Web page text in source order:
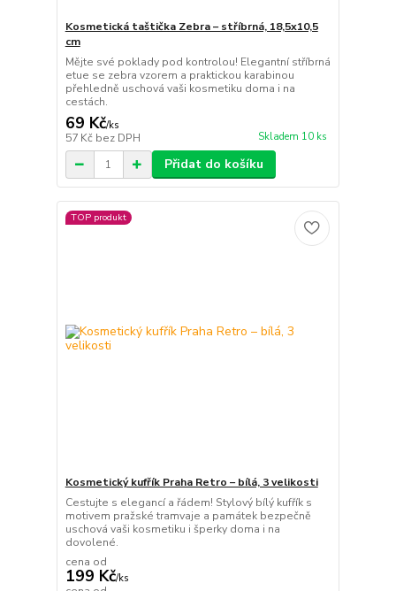
Kosmetická taštička Zebra – stříbrná, 18,5x10,5
cm
Mějte své poklady pod kontrolou! Elegantní stříbrná
etue se zebra vzorem a praktickou karabinou
přehledně uschová vaši kosmetiku doma i na
cestách.
69 Kč/ks
57 Kč bez DPH Skladem 10 ks
Přidat do košíku
TOP produkt
Kosmetický kufřík Praha Retro – bílá, 3 velikosti
Cestujte s elegancí a řádem! Stylový bílý kufřík s
motivem pražské tramvaje a památek bezpečně
uschová vaši kosmetiku i šperky doma i na
dovolené.
cena od
199 Kč/ks